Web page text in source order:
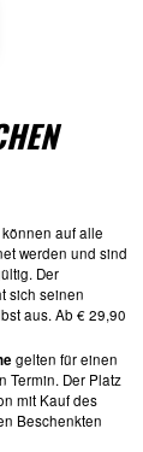
können auf alle
werden und sind
Der
sich seinen
aus. Ab € 29,90
gelten für einen
Termin. Der Platz
mit Kauf des
Beschenkten